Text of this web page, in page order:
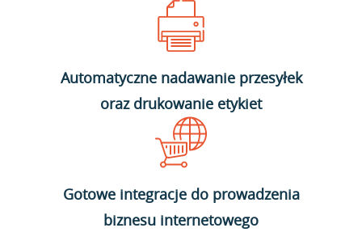
Automatyczne nadawanie przesyłek
oraz drukowanie etykiet
Gotowe integracje do prowadzenia
biznesu internetowego